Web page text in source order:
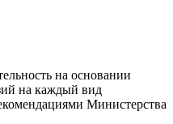
на основании
на каждый вид
Министерства